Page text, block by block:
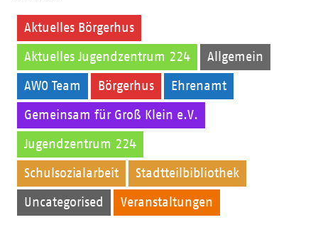
Aktuelles Börgerhus
Aktuelles Jugendzentrum 224 Allgemein
AWO Team Börgerhus Ehrenamt
Gemeinsam für Groß Klein e.V.
Jugendzentrum 224
Schulsozialarbeit Stadtteilbibliothek
Uncategorised Veranstaltungen